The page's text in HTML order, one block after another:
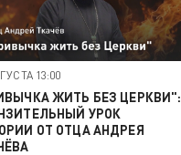
13:00
ЖИТЬ БЕЗ ЦЕРКВИ":
УРОК
ОТ ОТЦА АНДРЕЯ